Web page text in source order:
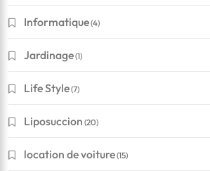
Informatique(4)
Jardinage(1)
Life Style(7)
Liposuccion (20)
location de voiture(15)